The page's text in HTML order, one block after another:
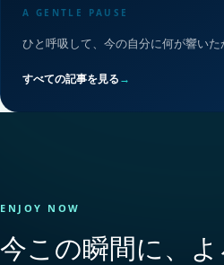
A GENTLE PAUSE
ひと呼吸して、今の自分に何が響いた
すべての記事を見る→
ENJOY NOW
今この瞬間に、よ